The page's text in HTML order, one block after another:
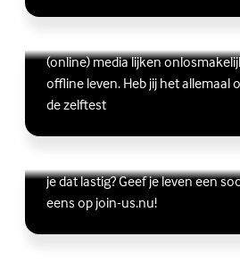
Ben jij digitaal in
(online) media lijken
offline leven. Heb jij het allemaal
de zelftest
Lees meer over Ben jij digitaal in
(Externe link)
Vriendschap
je dat lastig? Geef je leven een
eens op join-us.nu!
Lees meer over Vriendschap
(Externe link)